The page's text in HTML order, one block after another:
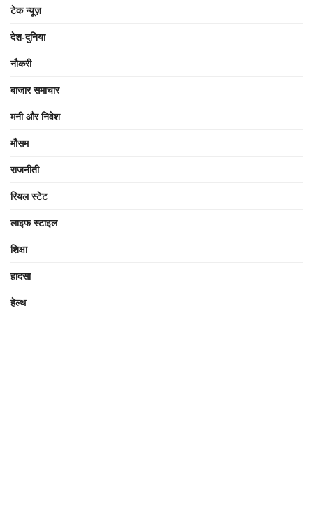
टेक न्यूज़
देश-दुनिया
नौकरी
बाजार समाचार
मनी और निवेश
मौसम
राजनीती
रियल स्टेट
लाइफ स्टाइल
शिक्षा
हादसा
हेल्थ